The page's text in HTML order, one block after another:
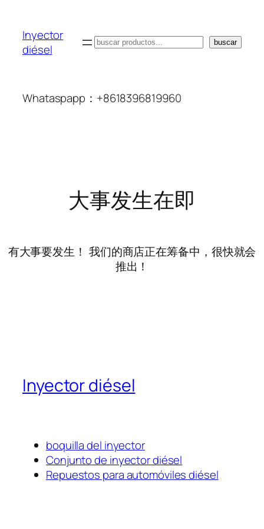
Inyector
diésel
搜
buscar
Whataspapp：+8618396819960
大事发生在即
有大事要发生！ 我们的商店正在筹备中，很快就会
推出！
Inyector diésel
boquilla del inyector
Conjunto de inyector diésel
Repuestos para automóviles diésel